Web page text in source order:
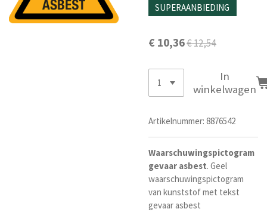
SUPERAANBIEDING
€ 10,36€ 12,54
In
winkelwagen
Artikelnummer: 8876542
Waarschuwingspictogram
gevaar asbest. Geel
waarschuwingspictogram
van kunststof met tekst
gevaar asbest